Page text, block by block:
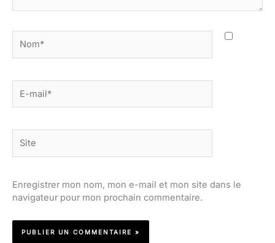
mail*
Enregistrer mon nom, mon e-mail et mon site dans le
navigateur pour mon prochain commentaire.